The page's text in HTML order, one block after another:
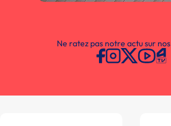
Ne ratez pas notre actu sur